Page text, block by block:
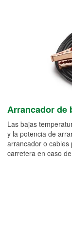
Arrancador de
Las bajas
y la potencia de
arrancador o
carretera en caso